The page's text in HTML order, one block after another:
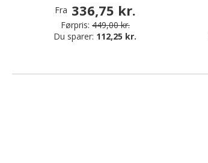
Fra 336,75 kr.
Førpris: 449,00 kr.
Du sparer: 112,25 kr.